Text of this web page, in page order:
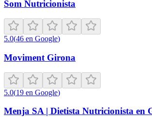
Som Nutricionista
5.0(46 en Google)
Moviment Girona
5.0(19 en Google)
Menja SA | Dietista Nutricionista en